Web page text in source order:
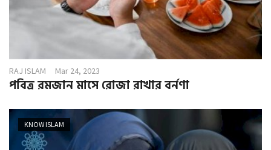
RAJ ISLAM Mar 24, 2023
পবিত্র রমজান মাসে রোজা রাখার বর্নণা
KNOW ISLAM